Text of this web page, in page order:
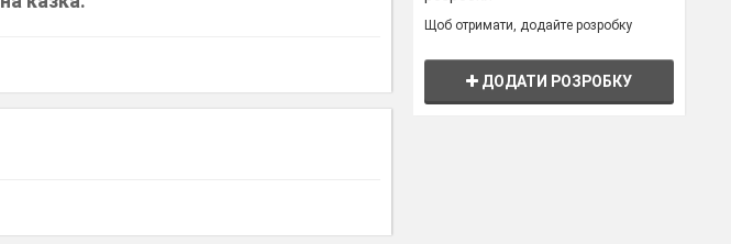
Щоб отримати, додайте розробку
ДОДАТИ РОЗРОБКУ